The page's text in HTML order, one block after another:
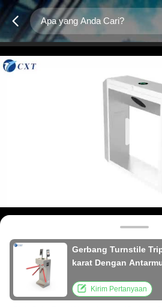
Gerbang Turnstile
karat Dengan
Kirim Pertanyaan